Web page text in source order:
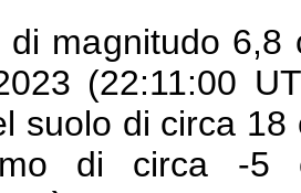
di magnitudo 6,8
(22:11:00
suolo di circa
di circa -5